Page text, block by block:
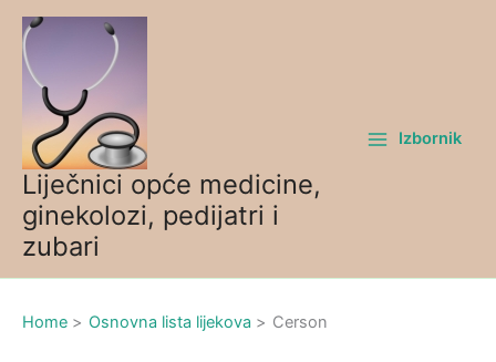
Skip
content
Liječnici opće medicine,
ginekolozi, pedijatri i
zubari
Izbornik
Home Osnovna lista lijekova Cerson